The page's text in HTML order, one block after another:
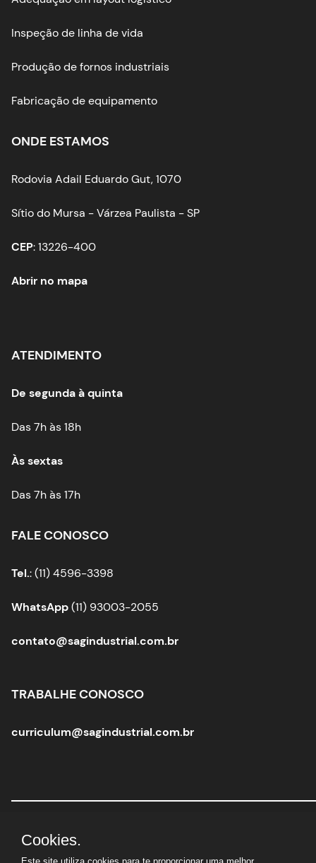
Inspeção de linha de vida
Produção de fornos industriais
Fabricação de equipamento
ONDE ESTAMOS
Rodovia Adail Eduardo Gut, 1070
Sítio do Mursa - Várzea Paulista - SP
CEP: 13226-400
Abrir no mapa
ATENDIMENTO
De segunda à quinta
Das 7h às 18h
Às sextas
Das 7h às 17h
FALE CONOSCO
Tel.: (11) 4596-3398
WhatsApp(11) 93003-2055
contato@sagindustrial.com.br
TRABALHE CONOSCO
curriculum@sagindustrial.com.br
Sag Industrial Solutions Group
Cookies.